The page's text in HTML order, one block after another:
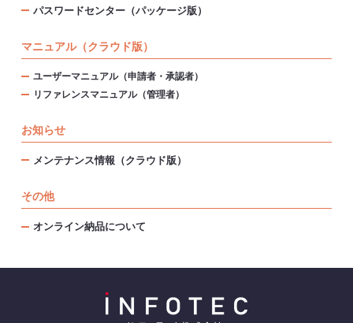
パスワードセンター（パッケージ版）
マニュアル（クラウド版）
ユーザーマニュアル（申請者・承認者）
リファレンスマニュアル（管理者）
お知らせ
メンテナンス情報（クラウド版）
その他
オンライン納品について